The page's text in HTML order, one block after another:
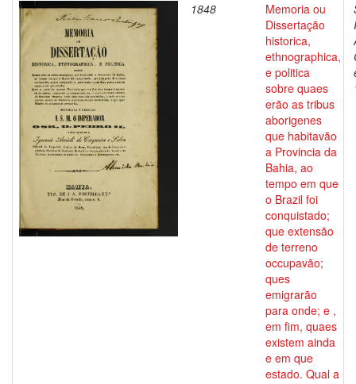
1848
Memoria ou
Dissertação
historica,
ethnographica,
e politica
sobre quaes
erão as tribus
aborigenes
que habitavão
a Provincia da
Bahia, ao
tempo em que
o Brazil foi
conquistado;
que extensão
de terreno
occupavão;
ques
emigrarão
para onde; e ,
em fim, quaes
existem ainda
e em que
estado. Qual a